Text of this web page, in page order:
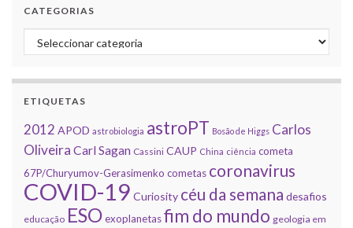
CATEGORIAS
Categorias
ETIQUETAS
2012 APOD astrobiologia astroPT Bosão de Higgs Carlos
Oliveira Carl Sagan Cassini CAUP China ciência cometa
67P/Churyumov-Gerasimenko cometas coronavirus
COVID-19 Curiosity céu da semana desafios
educação ESOexoplanetasfim do mundo geologia em